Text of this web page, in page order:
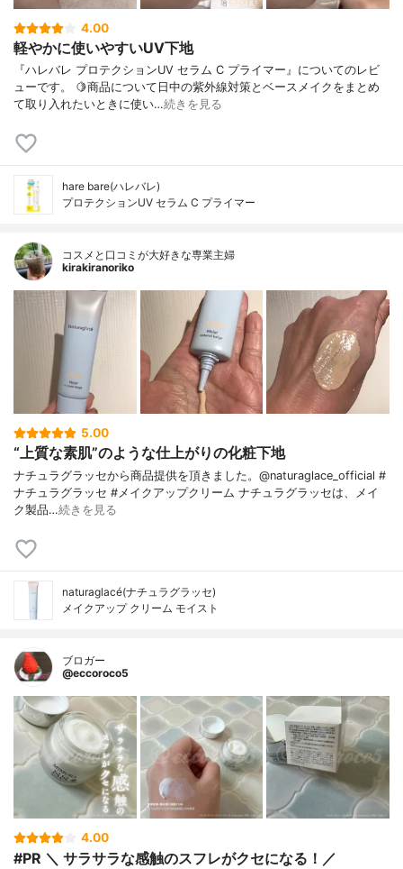
4.00
軽やかに使いやすいUV下地
『ハレバレ プロテクションUV セラム C プライマー』についてのレビ
ューです。 🍋商品について日中の紫外線対策とベースメイクをまとめ
て取り入れたいときに使い…続きを見る
hare bare(ハレバレ)
プロテクションUV セラム C プライマー
コスメと口コミが大好きな専業主婦
kirakiranoriko
5.00
“上質な素肌”のような仕上がりの化粧下地
ナチュラグラッセから商品提供を頂きました。@naturaglace_official #
ナチュラグラッセ #メイクアップクリーム ナチュラグラッセは、メイ
ク製品…続きを見る
naturaglacé(ナチュラグラッセ)
メイクアップ クリーム モイスト
ブロガー
@eccoroco5
4.00
#PR ＼ サラサラな感触のスフレがクセになる！／